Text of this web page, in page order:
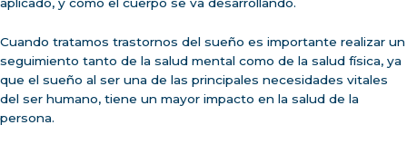
Cuando tratamos trastornos del sueño es importante realizar un
seguimiento tanto de la salud mental como de la salud física, ya
que el sueño al ser una de las principales necesidades vitales
del ser humano, tiene un mayor impacto en la salud de la
persona.